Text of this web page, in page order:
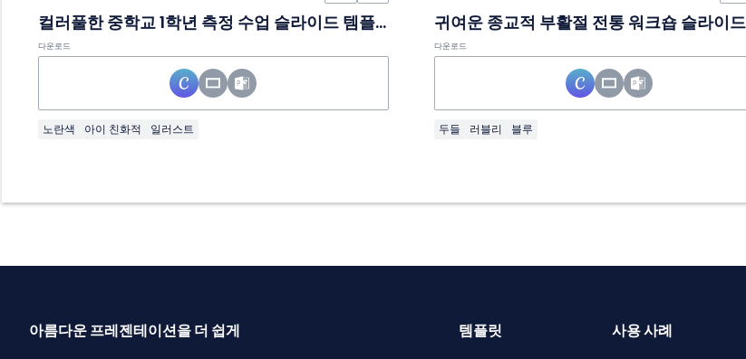
컬러풀한 중학교 1학년 측정 수업 슬라이드 템플릿
다운로드
노란색 아이 친화적 일러스트
다운로드
두들 러블리 블루
아름다운 프레젠테이션을 더 쉽게 템플릿 사용 사례